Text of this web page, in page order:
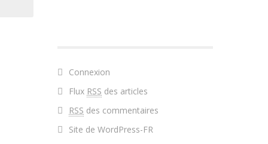
Connexion
Flux RSS des articles
RSS des commentaires
Site de WordPress-FR